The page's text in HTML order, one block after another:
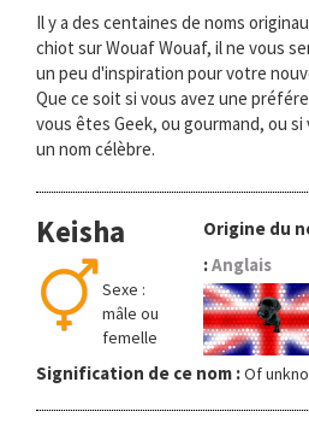
Il y a des centaines de noms
chiot sur Wouaf Wouaf, il ne vous
un peu d'inspiration pour votre
Que ce soit si vous avez une
vous êtes Geek, ou gourmand, ou
un nom célèbre.
Keisha
Sexe :
mâle ou
femelle
Origine du
:Anglais
Signification de ce nom :Of